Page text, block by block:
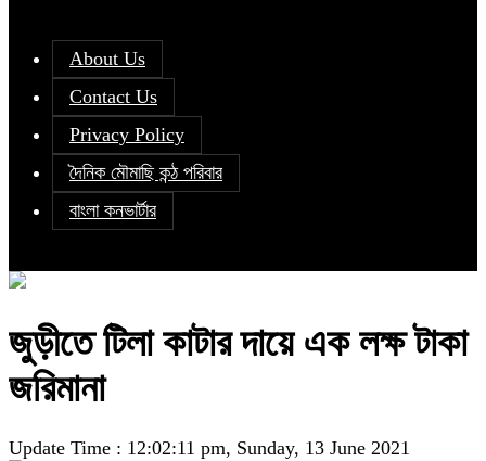
About Us
Contact Us
Privacy Policy
দৈনিক মৌমাছি কন্ঠ পরিবার
বাংলা কনভার্টার
জুড়ীতে টিলা কাটার দায়ে এক লক্ষ টাকা
জরিমানা
Update Time : 12:02:11 pm, Sunday, 13 June 2021